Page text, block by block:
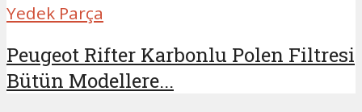
Yedek Parça
Peugeot Rifter Karbonlu Polen Filtresi
Bütün Modellere...